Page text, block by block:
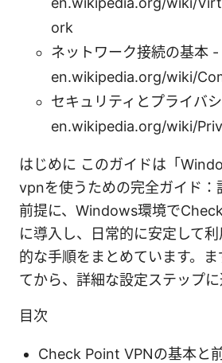
ork
ネットワーク接続の基本 -
en.wikipedia.org/wiki/
セキュリティとプライバ
en.wikipedia.org/wiki/
はじめに このガイドは「
vpnを使うための完全ガイド：
前提に、Windows環境で
に導入し、日常的に安定して
的な手順をまとめています。
てから、詳細な設定ステップに
目次
Check Point VPNの基本と